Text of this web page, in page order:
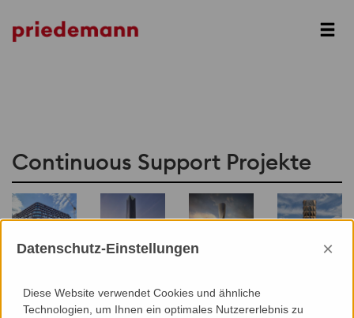
Continuous Support Projekte
DeutschlandhausICD
Dubai
NPP Control
Datenschutz-Einstellungen ×
Diese Website verwendet Cookies und ähnliche
Technologien, um Ihnen ein optimales Nutzererlebnis zu